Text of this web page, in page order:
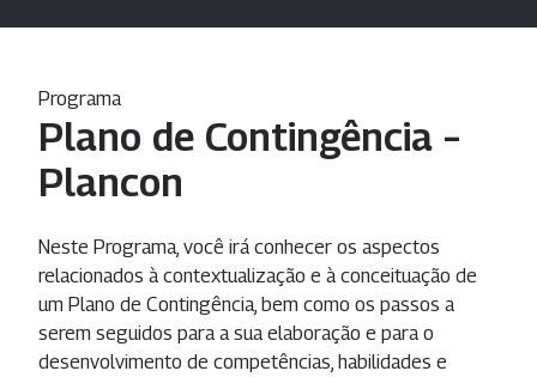
Programa
Plano de Contingência –
Plancon
Neste Programa, você irá conhecer os aspectos
relacionados à contextualização e à conceituação de
um Plano de Contingência, bem como os passos a
serem seguidos para a sua elaboração e para o
desenvolvimento de competências, habilidades e